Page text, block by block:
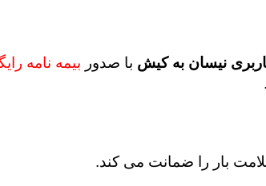
نیسان به کیش با صدور بیمه نامه
بار را ضمانت می کند.